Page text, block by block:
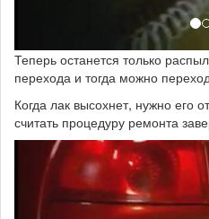
Теперь останется только
перехода и тогда можно
Когда лак высохнет, нужно его
считать процедуру ремонта